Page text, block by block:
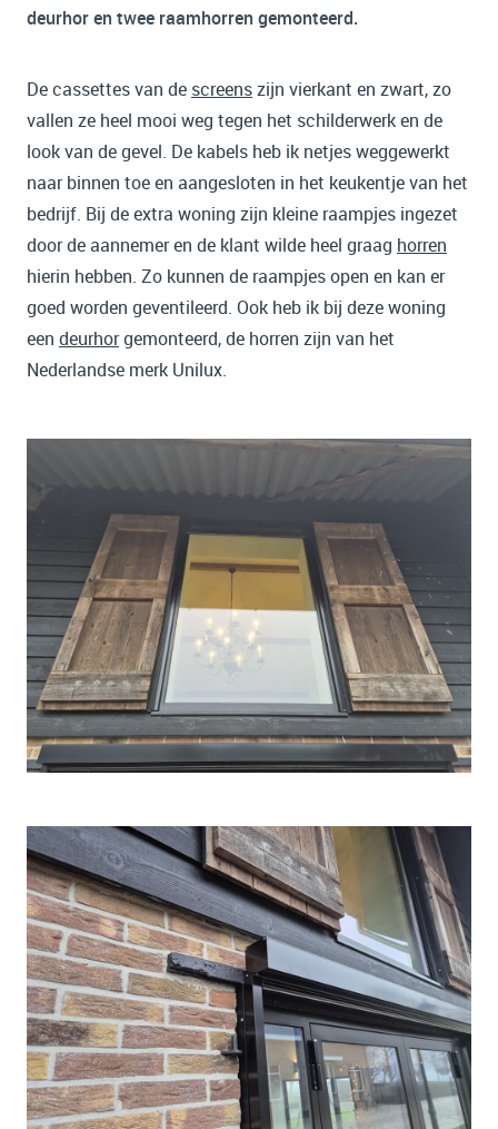
deurhor en twee raamhorren gemonteerd.
De cassettes van de screenszijn vierkant en zwart, zo
vallen ze heel mooi weg tegen het schilderwerk en de
look van de gevel. De kabels heb ik netjes weggewerkt
naar binnen toe en aangesloten in het keukentje van het
bedrijf. Bij de extra woning zijn kleine raampjes ingezet
door de aannemer en de klant wilde heel graag horren
hierin hebben. Zo kunnen de raampjes open en kan er
goed worden geventileerd. Ook heb ik bij deze woning
een deurhorgemonteerd, de horren zijn van het
Nederlandse merk Unilux.